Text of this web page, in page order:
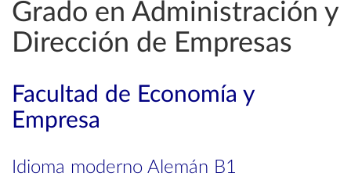
Grado en Administración y
Dirección de Empresas
Facultad de Economía y
Empresa
Idioma moderno Alemán B1